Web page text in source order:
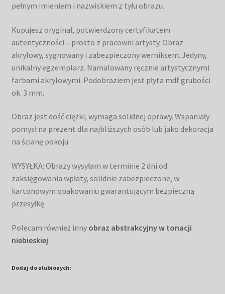
pełnym imieniem i nazwiskiem z tyłu obrazu.
Kupujesz oryginał, potwierdzony certyfikatem
autentyczności – prosto z pracowni artysty. Obraz
akrylowy, sygnowany i zabezpieczony werniksem. Jedyny,
unikalny egzemplarz. Namalowany ręcznie artystycznymi
farbami akrylowymi. Podobraziem jest płyta mdf grubości
ok. 3 mm.
Obraz jest dość ciężki, wymaga solidnej oprawy. Wspaniały
pomysł na prezent dla najbliższych osób lub jako dekoracja
na ścianę pokoju.
WYSYŁKA: Obrazy wysyłam w terminie 2 dni od
zaksięgowania wpłaty, solidnie zabezpieczone, w
kartonowym opakowaniu gwarantującym bezpieczną
przesyłkę
Polecam również inny obraz abstrakcyjny w tonacji
niebieskiej
Dodaj do ulubionych: